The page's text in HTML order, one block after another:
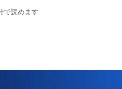
で読めます